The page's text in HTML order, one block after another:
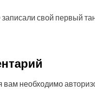
записали свой первый
вам необходимо